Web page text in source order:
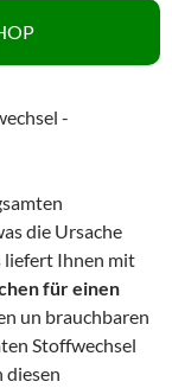
die Ursache
liefert Ihnen mit
für einen
un brauchbaren
Stoffwechsel
diesen